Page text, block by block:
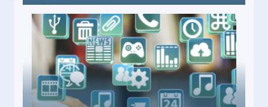
↻ Täglich neue Produkttests